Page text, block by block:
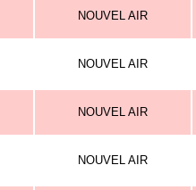
NOUVEL AIR
NOUVEL AIR
NOUVEL AIR
NOUVEL AIR